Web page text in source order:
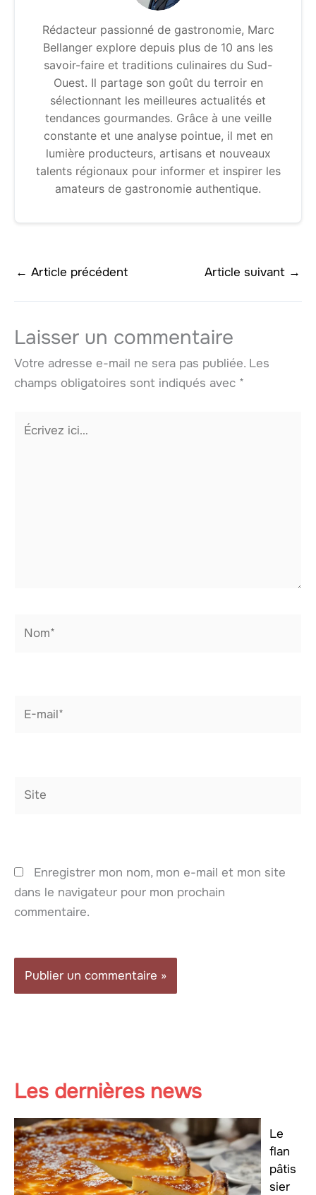
Rédacteur passionné de gastronomie, Marc
Bellanger explore depuis plus de 10 ans les
savoir-faire et traditions culinaires du Sud-
Ouest. Il partage son goût du terroir en
sélectionnant les meilleures actualités et
tendances gourmandes. Grâce à une veille
constante et une analyse pointue, il met en
lumière producteurs, artisans et nouveaux
talents régionaux pour informer et inspirer les
amateurs de gastronomie authentique.
← Article précédent Article suivant →
Laisser un commentaire
Votre adresse e-mail ne sera pas publiée. Les
champs obligatoires sont indiqués avec *
Écrivez
Enregistrer mon nom, mon e-mail et mon site
dans le navigateur pour mon prochain
commentaire.
Les dernières news
Le
flan
pâtis
sier